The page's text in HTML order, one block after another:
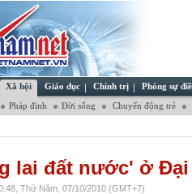
Xã hội Giáo dục Chính trị Phóng sự
Pháp đình Đời sống Chuyển động trẻ
lai đất nước' ở Đại
Thứ Năm, 07/10/2010 (GMT+7)